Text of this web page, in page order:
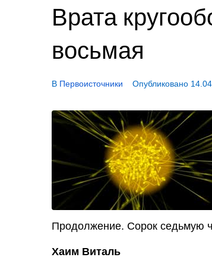
Врата
восьмая
В Первоисточники Опубликовано
Продолжение. Сорок седьмую
Хаим Виталь